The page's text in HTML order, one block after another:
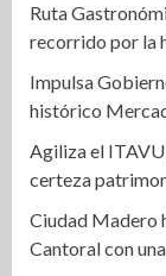
Ruta
recorrido por la
Impulsa
histórico
Agiliza el
certeza
Ciudad Madero
Cantoral con